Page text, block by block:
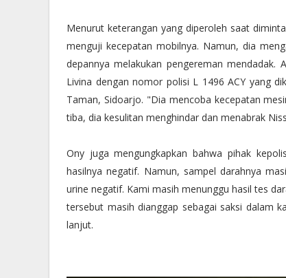
Menurut keterangan yang diperoleh saat
menguji kecepatan mobilnya. Namun, dia
depannya melakukan pengereman
Livina dengan nomor polisi L 1496 ACY yang
Taman, Sidoarjo. "Dia mencoba kecepatan
tiba, dia kesulitan menghindar dan menabrak
Ony juga mengungkapkan bahwa pihak
hasilnya negatif. Namun, sampel darahnya
urine negatif. Kami masih menunggu hasil tes
tersebut masih dianggap sebagai saksi dalam
lanjut.